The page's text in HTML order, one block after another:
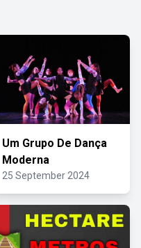
Um Grupo De Dança
Moderna
25 September 2024